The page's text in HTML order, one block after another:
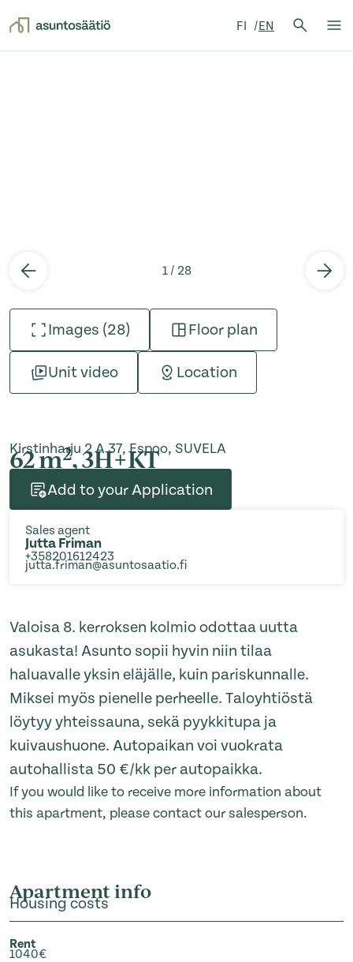
FI EN
Search
1 / 28
Images (28) Floor plan
Unit video Location
Kirstinharju 2 A 37, Espoo, SUVELA
62 m2, 3H+KT
Add to your Application
Sales agent
Jutta Friman
+358201612423
jutta.friman@asuntosaatio.fi
Valoisa 8. kerroksen kolmio odottaa uutta
asukasta! Asunto sopii hyvin niin tilaa
haluavalle yksin eläjälle, kuin pariskunnalle.
Miksei myös pienelle perheelle. Taloyhtiöstä
löytyy yhteissauna, sekä pyykkitupa ja
kuivaushuone. Autopaikan voi vuokrata
autohallista 50 €/kk per autopaikka.
If you would like to receive more information about
this apartment, please contact our salesperson.
Apartment info
Housing costs
Rent
1040€